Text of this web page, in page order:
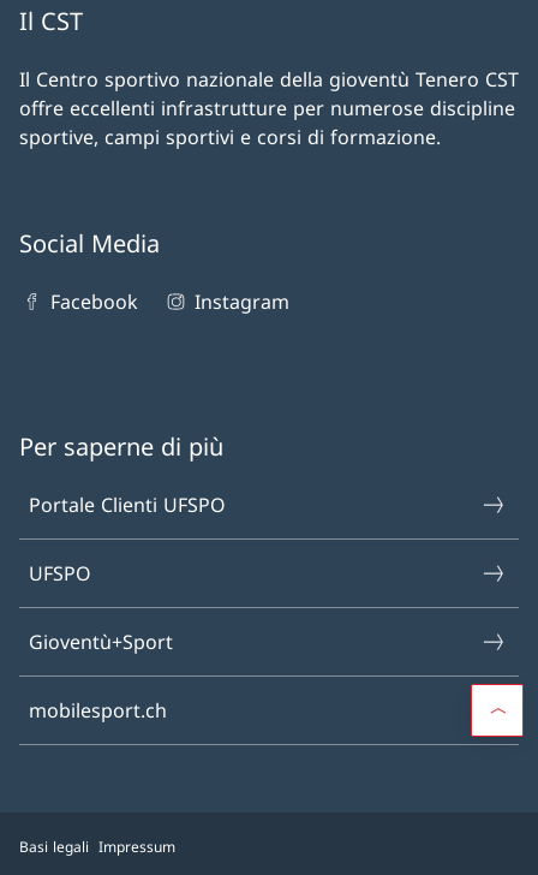
Il CST
Il Centro sportivo nazionale della gioventù Tenero CST
offre eccellenti infrastrutture per numerose discipline
sportive, campi sportivi e corsi di formazione.
Social Media
Facebook Instagram
Per saperne di più
Portale Clienti UFSPO
UFSPO
Gioventù+Sport
mobilesport.ch
Basi legali Impressum